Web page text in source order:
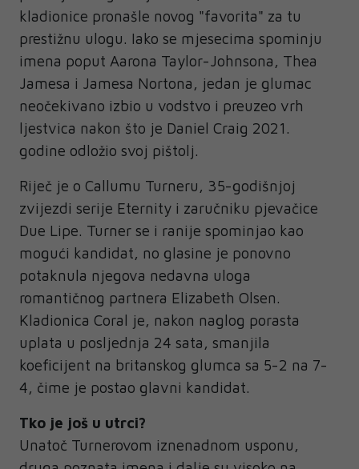
kladionice pronašle novog "favorita" za tu
prestižnu ulogu. Iako se mjesecima spominju
imena poput Aarona Taylor-Johnsona, Thea
Jamesa i Jamesa Nortona, jedan je glumac
neočekivano izbio u vodstvo i preuzeo vrh
ljestvica nakon što je Daniel Craig 2021.
godine odložio svoj pištolj.
Riječ je o Callumu Turneru, 35-godišnjoj
zvijezdi serije Eternity i zaručniku pjevačice
Due Lipe. Turner se i ranije spominjao kao
mogući kandidat, no glasine je ponovno
potaknula njegova nedavna uloga
romantičnog partnera Elizabeth Olsen.
Kladionica Coral je, nakon naglog porasta
uplata u posljednja 24 sata, smanjila
koeficijent na britanskog glumca sa 5-2 na 7-
4, čime je postao glavni kandidat.
Tko je još u utrci?
Unatoč Turnerovom iznenadnom usponu,